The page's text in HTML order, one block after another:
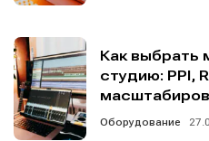
Как выбрать
студию: PPI,
Оборудование